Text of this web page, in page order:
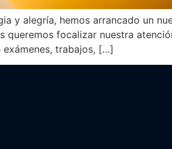
y alegría, hemos arrancado un
queremos focalizar nuestra
trabajos, […]